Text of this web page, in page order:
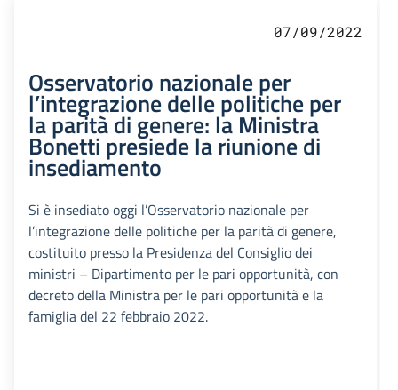
07/09/2022
Osservatorio nazionale per
l’integrazione delle politiche per
la parità di genere: la Ministra
Bonetti presiede la riunione di
insediamento
Si è insediato oggi l’Osservatorio nazionale per
l’integrazione delle politiche per la parità di genere,
costituito presso la Presidenza del Consiglio dei
ministri – Dipartimento per le pari opportunità, con
decreto della Ministra per le pari opportunità e la
famiglia del 22 febbraio 2022.